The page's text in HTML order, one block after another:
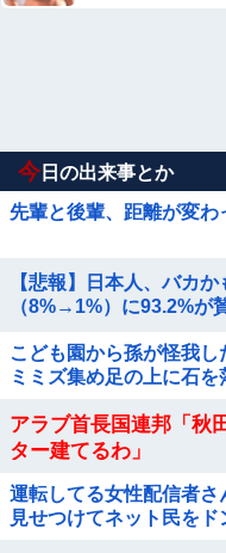
今 日の出来事とか
先輩と後輩、距離が変
【悲報】日本人、バカ
（8%→1%）に93.2%が
こども園から孫が怪我
ミミズ集め足の上に石
アラブ首長国連邦「秋
ター建てるわ」
運転してる女性配信者
見せつけてネット民を